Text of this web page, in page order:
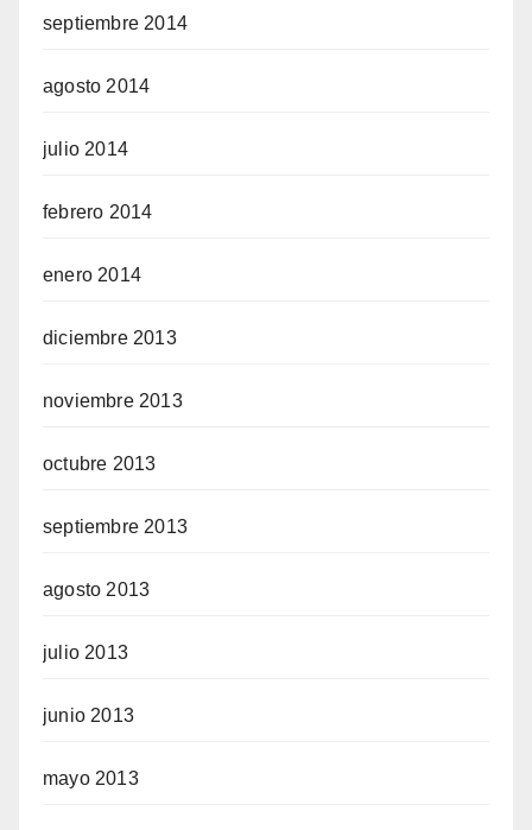
septiembre 2014
agosto 2014
julio 2014
febrero 2014
enero 2014
diciembre 2013
noviembre 2013
octubre 2013
septiembre 2013
agosto 2013
julio 2013
junio 2013
mayo 2013